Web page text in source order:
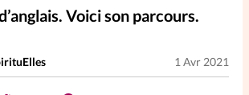
Spi
Voici son parcours.
1 Avr 2021